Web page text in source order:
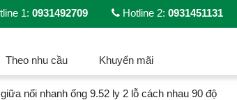
1: 0931492709 Hotline 2: 0931451131
Theo nhu cầu Khuyến mãi
nối nhanh ống 9.52 ly 2 lỗ cách nhau 90 độ